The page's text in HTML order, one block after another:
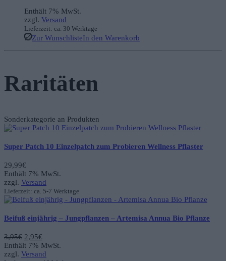
Enthält 7% MwSt.
zzgl. Versand
Lieferzeit: ca. 30 Werktage
Zur WunschlisteIn den Warenkorb
Raritäten
Sonderkategorie an Produkten
Super Patch 10 Einzelpatch zum Probieren Wellness Pflaster
29,99€
Enthält 7% MwSt.
zzgl. Versand
Lieferzeit: ca. 5-7 Werktage
Beifuß einjährig – Jungpflanzen – Artemisa Annua Bio Pflanze
3,95€ Ursprünglicher
Preis
war:
2,95€
Preis
ist:
Enthält 7% MwSt.
zzgl. Versand